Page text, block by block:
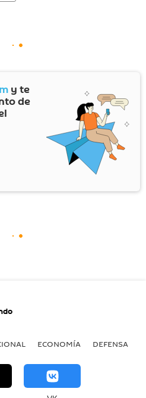
y te
de
ECONOMÍA DEFENSA